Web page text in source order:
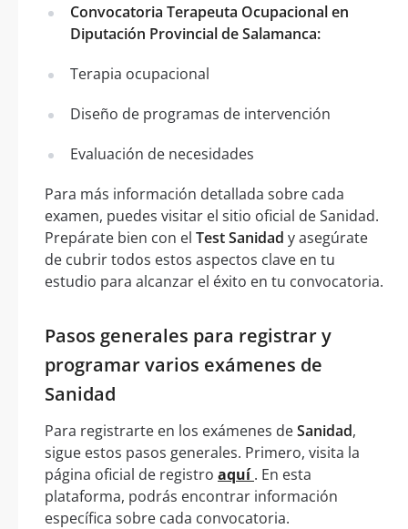
Convocatoria Terapeuta Ocupacional en
Diputación Provincial de Salamanca:
Terapia ocupacional
Diseño de programas de intervención
Evaluación de necesidades
Para más información detallada sobre cada
examen, puedes visitar el sitio oficial de Sanidad.
Prepárate bien con el Test Sanidad y asegúrate
de cubrir todos estos aspectos clave en tu
estudio para alcanzar el éxito en tu convocatoria.
Pasos generales para registrar y
programar varios exámenes de
Sanidad
Para registrarte en los exámenes deSanidad,
sigue estos pasos generales. Primero, visita la
página oficial de registro aquí. En esta
plataforma, podrás encontrar información
específica sobre cada convocatoria.